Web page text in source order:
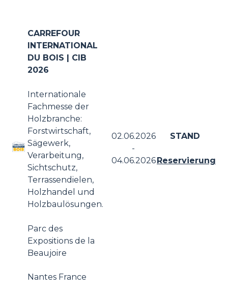
CARREFOUR
INTERNATIONAL
DU BOIS | CIB
2026
Internationale
Fachmesse der
Holzbranche:
Forstwirtschaft,
Sägewerk,
Verarbeitung,
Sichtschutz,
Terrassendielen,
Holzhandel und
Holzbaulösungen.
Parc des
Expositions de la
Beaujoire
Nantes France
02.06.2026
-
04.06.2026
STAND
Reservierung